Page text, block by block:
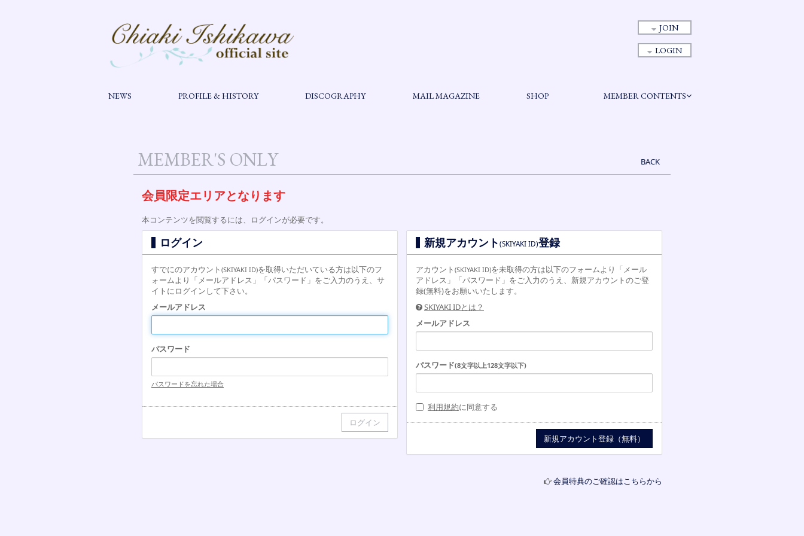
JOIN
LOGIN
NEWS PROFILE & HISTORY DISCOGRAPHY MAIL MAGAZINE SHOP MEMBER CONTENTS
MEMBER'S ONLY BACK
会員限定エリアとなります
本コンテンツを閲覧するには、ログインが必要です。
ログイン
すでにのアカウント (SKIYAKI ID)を取得いただいている方は以下のフ
ォームより「メールアドレス」「パスワード」をご入力のうえ、サ
イトにログインして下さい。
メールアドレス
パスワード
パスワードを忘れた場合
新規アカウント(SKIYAKI ID)登録
アカウント (SKIYAKI ID)を未取得の方は以下のフォームより「メール
アドレス」「パスワード」をご入力のうえ、新規アカウントのご登
録(無料)をお願いいたします。
SKIYAKI IDとは？
メールアドレス
パスワード(8文字以上128文字以下)
利用規約に同意する
会員特典のご確認はこちらから